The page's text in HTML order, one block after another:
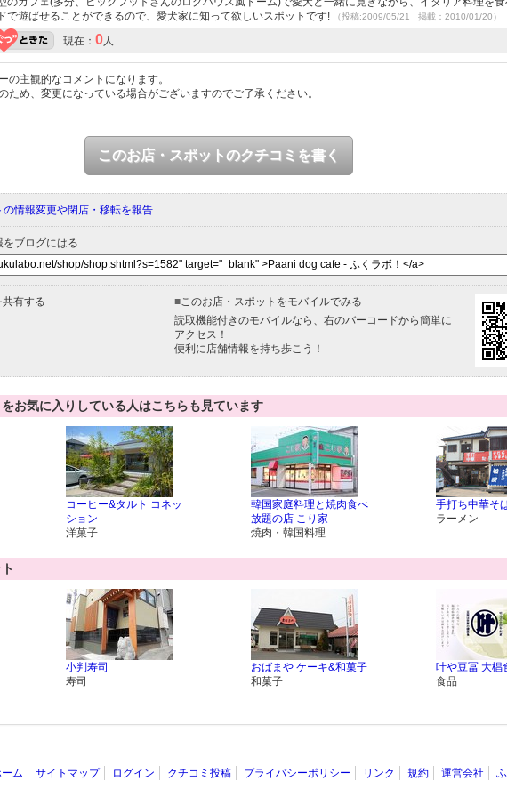
で遊ばせることができるので、愛犬家に知って欲しいスポットです!
（投稿:2009/05/21 掲載：2010/01/20）
現在： 0 人
主観的なコメントになります。
ため、変更になっている場合がございますのでご了承ください。
このお店・スポットのクチコミを書く
の情報変更や閉店・移転を報告
ブログにはる
共有する ■ このお店・スポットをモバイルでみる
読取機能付きのモバイルなら、右のバーコードから簡単に
アクセス！
便利に店舗情報を持ち歩こう！
お気に入りしている人はこちらも見ています
コーヒー&タルト コネッ
ション
洋菓子
韓国家庭料理と焼肉食べ
放題の店 こり家
焼肉・韓国料理
手打ち中華そ
ラーメン
小判寿司
寿司
おばまや ケーキ&和菓子
和菓子
叶や豆冨 大椙
食品
ーム サイトマップ ログイン クチコミ投稿 プライバシーポリシー リンク 規約 運営会社